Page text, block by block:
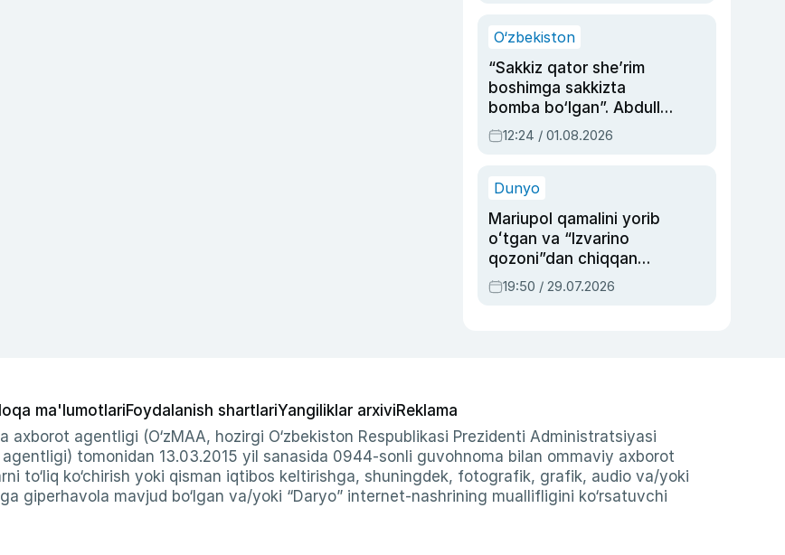
O‘zbekiston
“Sakkiz qator she’rim
boshimga sakkizta
bomba bo‘lgan”. Abdulla
Oripovni siyosiy
ayblovlardan asrab
12:24 / 01.08.2026
Dunyo
Mariupol qamalini yorib
oʻtgan va “Izvarino
qozoni”dan chiqqan
qahramon — Ukraina
armiyasi bosh
19:50 / 29.07.2026
ma'lumotlariFoydalanish shartlariYangiliklar arxiviReklama
axborot agentligi (O‘zMAA, hozirgi O‘zbekiston Respublikasi Prezidenti Administratsiyasi
tomonidan 13.03.2015 yil sanasida 0944-sonli guvohnoma bilan ommaviy axborot
to‘liq ko‘chirish yoki qisman iqtibos keltirishga, shuningdek, fotografik, grafik, audio va/yoki
giperhavola mavjud bo‘lgan va/yoki “Daryo” internet-nashrining muallifligini ko‘rsatuvchi